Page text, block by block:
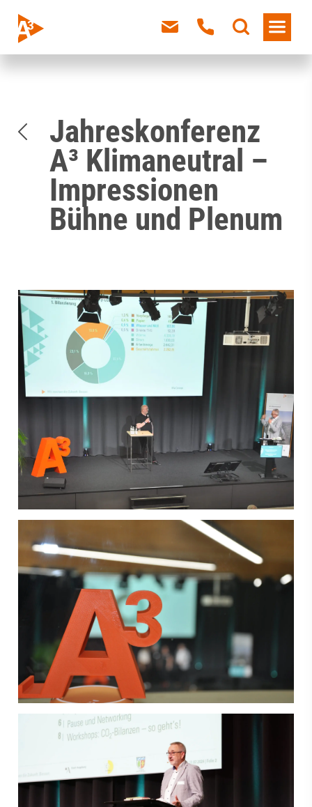
Jahreskonferenz
A³ Klimaneutral –
Impressionen
Bühne und Plenum